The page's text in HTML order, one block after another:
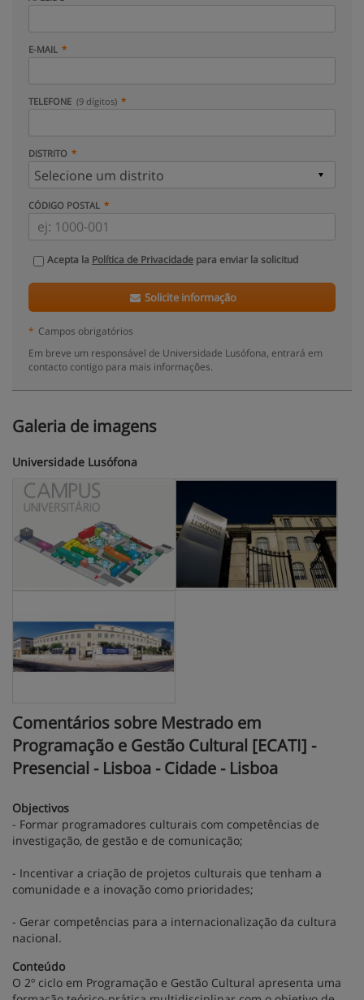
E-MAIL
TELEFONE (9 dígitos)
DISTRITO
CÓDIGO POSTAL
Acepta la Política de Privacidade para enviar la solicitud
Solicite informação
* Campos obrigatórios
Em breve um responsável de Universidade Lusófona, entrará em
contacto contigo para mais informações.
Galeria de imagens
Universidade Lusófona
Comentários sobre Mestrado em
Programação e Gestão Cultural [ECATI] -
Presencial - Lisboa - Cidade - Lisboa
Objectivos
- Formar programadores culturais com competências de
investigação, de gestão e de comunicação;
- Incentivar a criação de projetos culturais que tenham a
comunidade e a inovação como prioridades;
- Gerar competências para a internacionalização da cultura
nacional.
Conteúdo
O 2º ciclo em Programação e Gestão Cultural apresenta uma